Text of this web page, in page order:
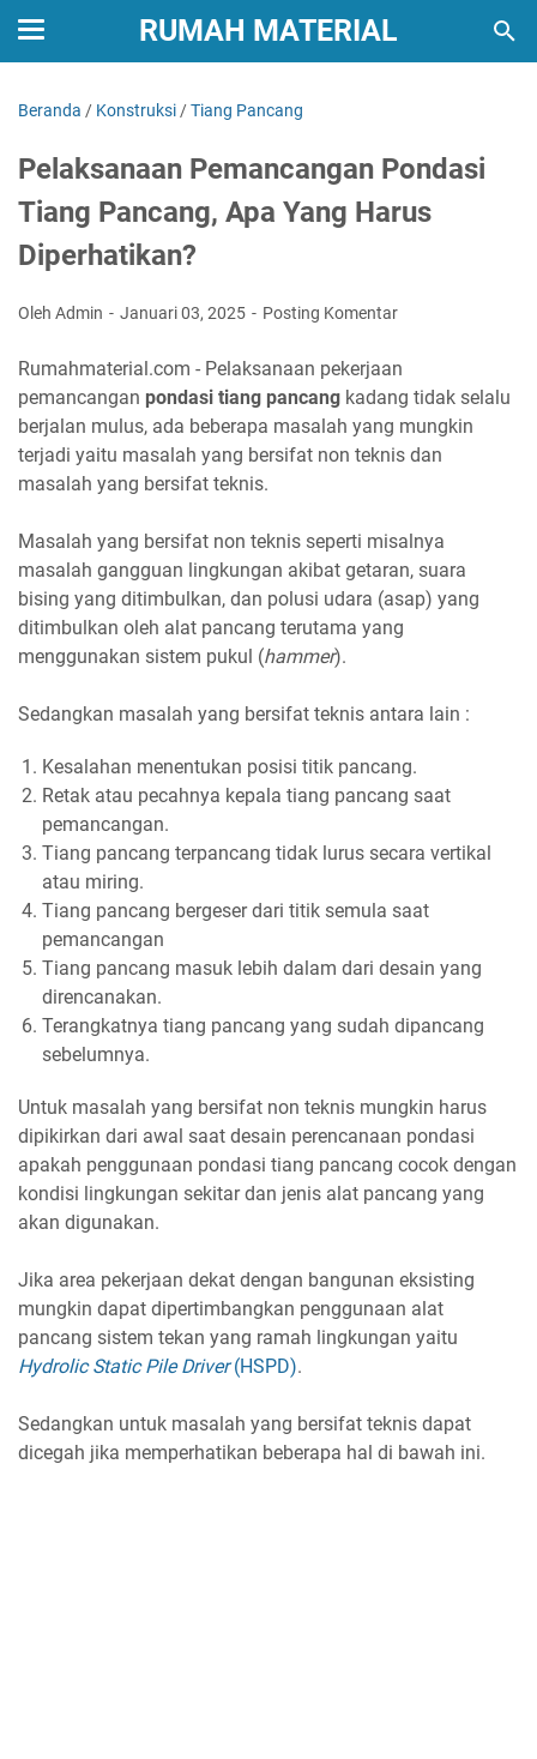
RUMAH MATERIAL
Beranda / Konstruksi /Tiang Pancang
Pelaksanaan Pemancangan Pondasi
Tiang Pancang, Apa Yang Harus
Diperhatikan?
Oleh Admin Januari 03, 2025 Posting Komentar
Rumahmaterial.com - Pelaksanaan pekerjaan
pemancangan pondasi tiang pancang kadang tidak selalu
berjalan mulus, ada beberapa masalah yang mungkin
terjadi yaitu masalah yang bersifat non teknis dan
masalah yang bersifat teknis.
Masalah yang bersifat non teknis seperti misalnya
masalah gangguan lingkungan akibat getaran, suara
bising yang ditimbulkan, dan polusi udara (asap) yang
ditimbulkan oleh alat pancang terutama yang
menggunakan sistem pukul (hammer).
Sedangkan masalah yang bersifat teknis antara lain :
Kesalahan menentukan posisi titik pancang.
Retak atau pecahnya kepala tiang pancang saat
pemancangan.
Tiang pancang terpancang tidak lurus secara vertikal
atau miring.
Tiang pancang bergeser dari titik semula saat
pemancangan
Tiang pancang masuk lebih dalam dari desain yang
direncanakan.
Terangkatnya tiang pancang yang sudah dipancang
sebelumnya.
Untuk masalah yang bersifat non teknis mungkin harus
dipikirkan dari awal saat desain perencanaan pondasi
apakah penggunaan pondasi tiang pancang cocok dengan
kondisi lingkungan sekitar dan jenis alat pancang yang
akan digunakan.
Jika area pekerjaan dekat dengan bangunan eksisting
mungkin dapat dipertimbangkan penggunaan alat
pancang sistem tekan yang ramah lingkungan yaitu
Hydrolic Static Pile Driver(HSPD).
Sedangkan untuk masalah yang bersifat teknis dapat
dicegah jika memperhatikan beberapa hal di bawah ini.